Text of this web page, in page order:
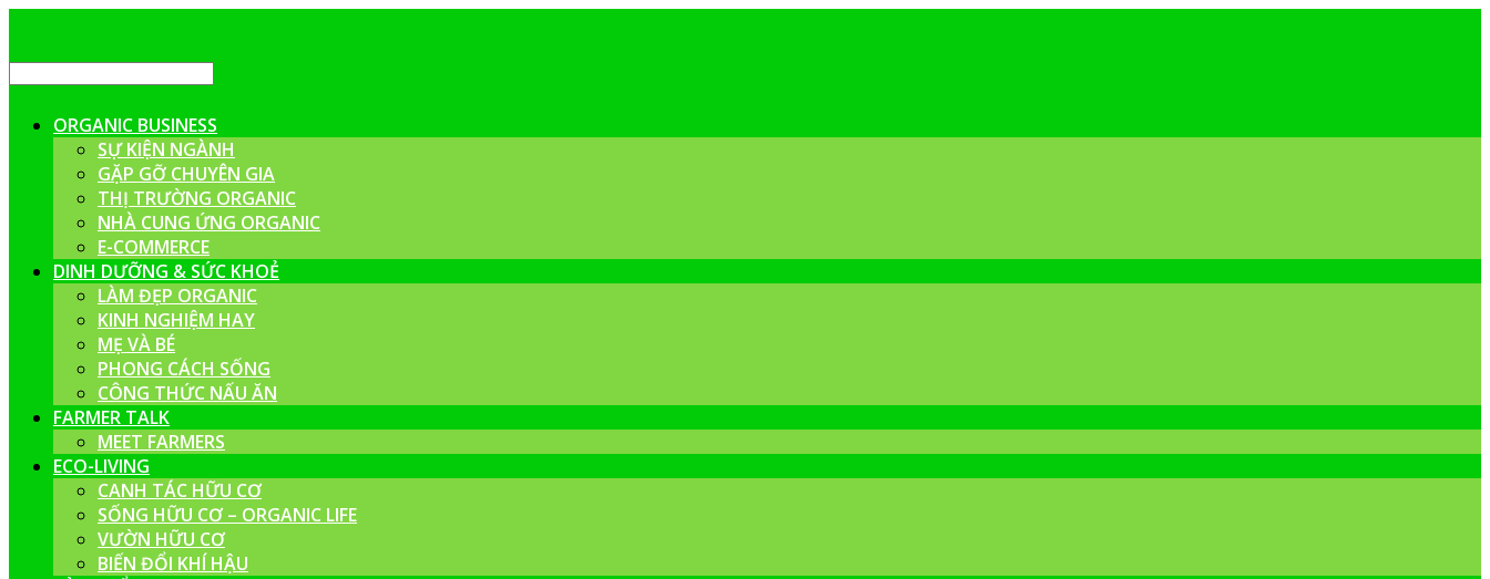
ORGANIC BUSINESS
SỰ KIỆN NGÀNH
GẶP GỠ CHUYÊN GIA
THỊ TRƯỜNG ORGANIC
NHÀ CUNG ỨNG ORGANIC
E-COMMERCE
DINH DƯỠNG & SỨC KHOẺ
LÀM ĐẸP ORGANIC
KINH NGHIỆM HAY
MẸ VÀ BÉ
PHONG CÁCH SỐNG
CÔNG THỨC NẤU ĂN
FARMER TALK
MEET FARMERS
ECO-LIVING
CANH TÁC HỮU CƠ
SỐNG HỮU CƠ – ORGANIC LIFE
VƯỜN HỮU CƠ
BIẾN ĐỔI KHÍ HẬU